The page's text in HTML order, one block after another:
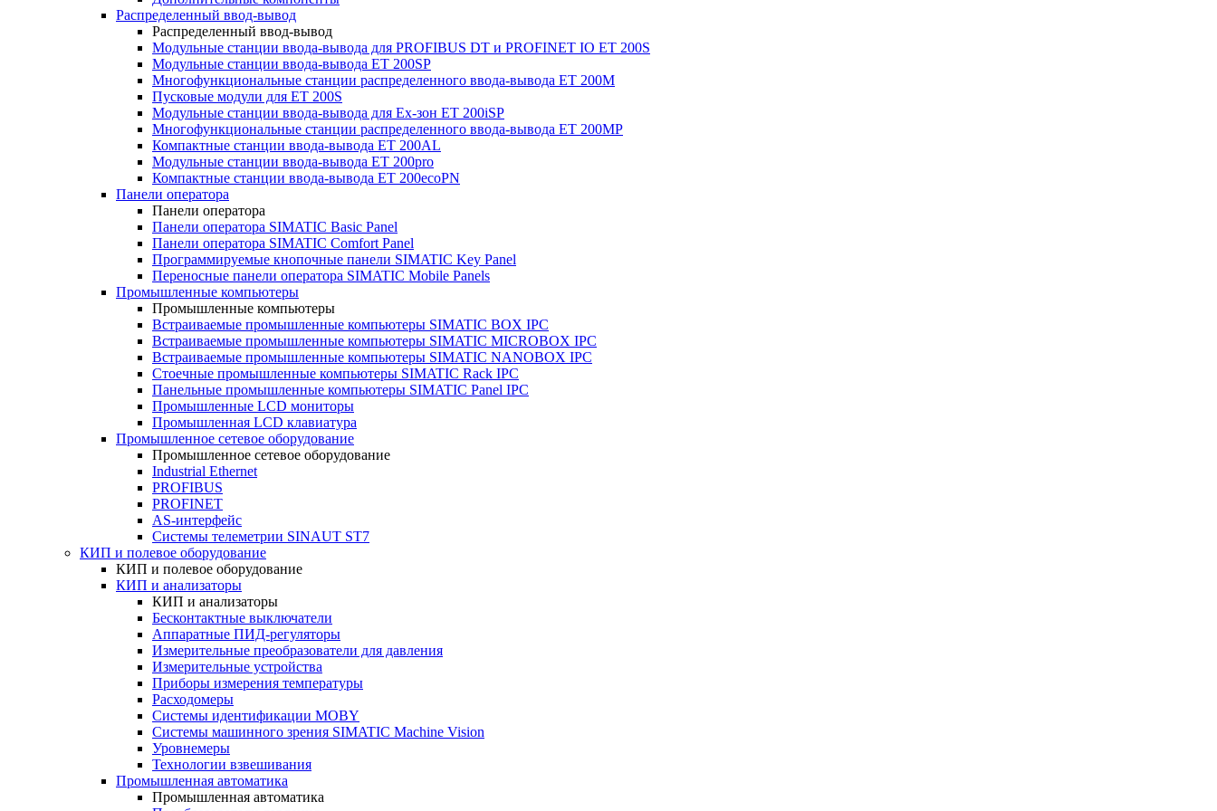
Распределенный ввод-вывод
Распределенный ввод-вывод
Модульные станции ввода-вывода для PROFIBUS DT и PROFINET IO ET 200S
Модульные станции ввода-вывода ET 200SP
Многофункциональные станции распределенного ввода-вывода ET 200M
Пусковые модули для ET 200S
Модульные станции ввода-вывода для Ex-зон ET 200iSP
Многофункциональные станции распределенного ввода-вывода ET 200MP
Компактные станции ввода-вывода ET 200AL
Модульные станции ввода-вывода ET 200pro
Компактные станции ввода-вывода ET 200ecoPN
Панели оператора
Панели оператора
Панели оператора SIMATIC Basic Panel
Панели оператора SIMATIC Comfort Panel
Программируемые кнопочные панели SIMATIC Key Panel
Переносные панели оператора SIMATIC Mobile Panels
Промышленные компьютеры
Промышленные компьютеры
Встраиваемые промышленные компьютеры SIMATIC BOX IPC
Встраиваемые промышленные компьютеры SIMATIC MICROBOX IPC
Встраиваемые промышленные компьютеры SIMATIC NANOBOX IPC
Стоечные промышленные компьютеры SIMATIC Rack IPC
Панельные промышленные компьютеры SIMATIC Panel IPC
Промышленные LCD мониторы
Промышленная LCD клавиатура
Промышленное сетевое оборудование
Промышленное сетевое оборудование
Industrial Ethernet
PROFIBUS
PROFINET
AS-интерфейс
Системы телеметрии SINAUT ST7
КИП и полевое оборудование
КИП и полевое оборудование
КИП и анализаторы
КИП и анализаторы
Бесконтактные выключатели
Аппаратные ПИД-регуляторы
Измерительные преобразователи для давления
Измерительные устройства
Приборы измерения температуры
Расходомеры
Системы идентификации MOBY
Системы машинного зрения SIMATIC Machine Vision
Уровнемеры
Технологии взвешивания
Промышленная автоматика
Промышленная автоматика